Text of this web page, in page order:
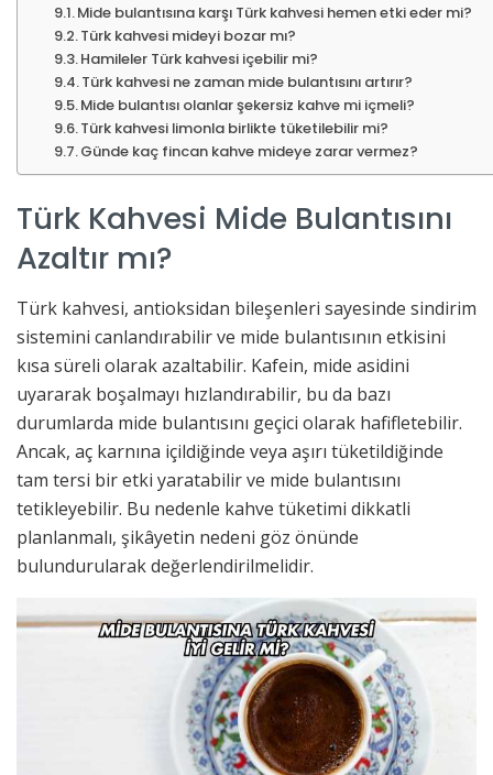
Mide bulantısına karşı Türk kahvesi hemen etki eder mi?
Türk kahvesi mideyi bozar mı?
Hamileler Türk kahvesi içebilir mi?
Türk kahvesi ne zaman mide bulantısını artırır?
Mide bulantısı olanlar şekersiz kahve mi içmeli?
Türk kahvesi limonla birlikte tüketilebilir mi?
Günde kaç fincan kahve mideye zarar vermez?
Türk Kahvesi Mide Bulantısını
Azaltır mı?
Türk kahvesi, antioksidan bileşenleri sayesinde sindirim
sistemini canlandırabilir ve mide bulantısının etkisini
kısa süreli olarak azaltabilir. Kafein, mide asidini
uyararak boşalmayı hızlandırabilir, bu da bazı
durumlarda mide bulantısını geçici olarak hafifletebilir.
Ancak, aç karnına içildiğinde veya aşırı tüketildiğinde
tam tersi bir etki yaratabilir ve mide bulantısını
tetikleyebilir. Bu nedenle kahve tüketimi dikkatli
planlanmalı, şikâyetin nedeni göz önünde
bulundurularak değerlendirilmelidir.